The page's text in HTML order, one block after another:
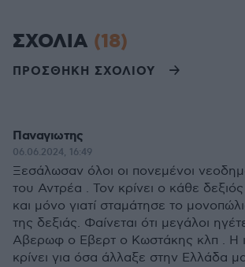
ΣΧΟΛΙΑ (18)
ΠΡΟΣΘΗΚΗ ΣΧΟΛΙΟΥ
Παναγιωτης
06.06.2024, 16:49
Ξεσάλωσαν όλοι οι πονεμένοι
του Αντρέα . Τον κρίνει ο κάθε
και μόνο γιατί σταμάτησε το
της δεξιάς. Φαίνεται ότι μεγάλοι
Αβερωφ ο Εβερτ ο Κωστάκης κλπ . Η
κρίνει για όσα άλλαξε στην Ελλάδα